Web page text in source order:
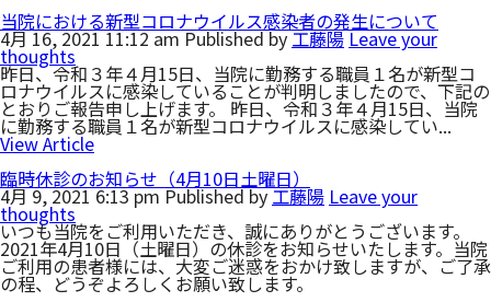
当院における新型コロナウイルス感染者の発生について
4月 16, 2021 11:12 amPublished by工藤陽Leave your
thoughts
昨日、令和３年４月15日、当院に勤務する職員１名が新型コ
ロナウイルスに感染していることが判明しましたので、下記の
とおりご報告申し上げます。 昨日、令和３年４月15日、当院
に勤務する職員１名が新型コロナウイルスに感染してい...
View Article
臨時休診のお知らせ（4月10日土曜日）
4月 9, 2021 6:13 pmPublished by工藤陽 Leave your
thoughts
いつも当院をご利用いただき、誠にありがとうございます。
2021年4月10日（土曜日）の休診をお知らせいたします。当院
ご利用の患者様には、大変ご迷惑をおかけ致しますが、ご了承
の程、どうぞよろしくお願い致します。